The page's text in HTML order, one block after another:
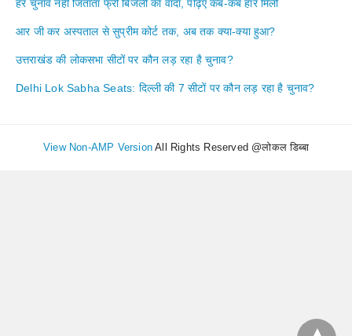
हर चुनाव नहीं जिताता फ्री बिजली का वादा, पढ़िए कब-कब हार मिली
आर जी कर अस्पताल से सुप्रीम कोर्ट तक, अब तक क्या-क्या हुआ?
उत्तराखंड की लोकसभा सीटों पर कौन लड़ रहा है चुनाव?
Delhi Lok Sabha Seats: दिल्ली की 7 सीटों पर कौन लड़ रहा है चुनाव?
View Non-AMP Version All Rights Reserved @लोकल डिब्बा